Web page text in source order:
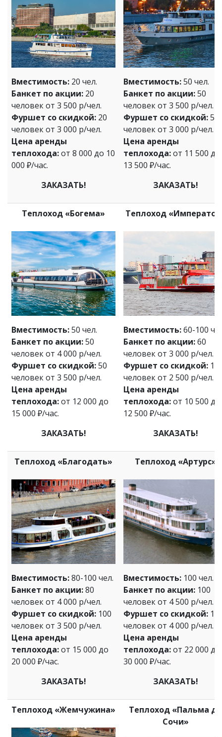
Вместимость: 20 чел.
Банкет по акции: 20
человек от 3 500 р/чел.
Фуршет со скидкой: 20
человек от 3 000 р/чел.
Цена аренды
теплохода:от 8 000 до 10
000 ₽/час.
ЗАКАЗАТЬ!
Вместимость:50 чел.
Банкет по акции:50
человек от 3 500 р/чел.
Фуршет со скидкой:50
человек от 3 000 р/чел.
Цена аренды
теплохода:от 11 500 до
13 500 ₽/час.
ЗАКАЗАТЬ!
Теплоход «Богема»
Вместимость:50 чел.
Банкет по акции:50
человек от 4 000 р/чел.
Фуршет со скидкой:50
человек от 3 500 р/чел.
Цена аренды
теплохода:от 12 000 до
15 000 ₽/час.
ЗАКАЗАТЬ!
Теплоход
Вместимость:60-100
Банкет по акции:60
человек от 3 000 р/чел.
Фуршет со скидкой:
человек от 2 500 р/чел.
Цена аренды
теплохода:от 10 500 до
12 500 ₽/час.
ЗАКАЗАТЬ!
Теплоход «Благодать»
Вместимость:80-100 чел.
Банкет по акции:80
человек от 4 000 р/чел.
Фуршет со скидкой: 100
человек от 3 500 р/чел.
Цена аренды
теплохода:от 15 000 до
20 000 ₽/час.
ЗАКАЗАТЬ!
Теплоход «Артурс»
Вместимость: 100 чел.
Банкет по акции: 100
человек от 4 500 р/чел.
Фуршет со скидкой:
человек от 4 000 р/чел.
Цена аренды
теплохода:от 22 000 до
30 000 ₽/час.
ЗАКАЗАТЬ!
Теплоход «Жемчужина»
Теплоход «Пальма де
Сочи»